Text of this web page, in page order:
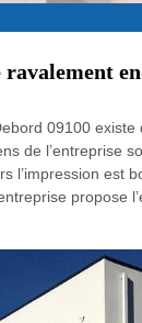
ravalement
09100
de l’entreprise
l’impression est
propose